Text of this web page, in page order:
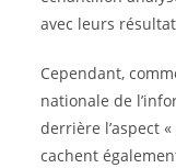
avec leurs
Cependant,
nationale de
derrière l’aspect
cachent